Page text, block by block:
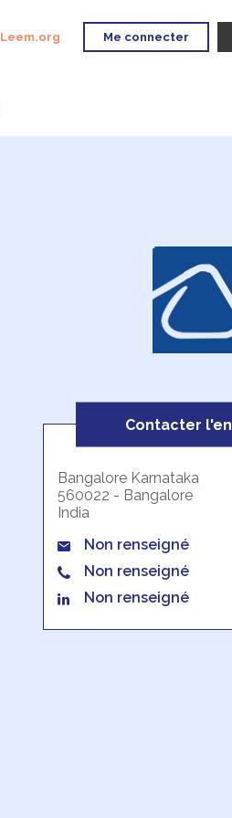
Leem.org Me connecter
Contacter
Bangalore Karnataka
560022 - Bangalore
India
Non renseigné
Non renseigné
Non renseigné